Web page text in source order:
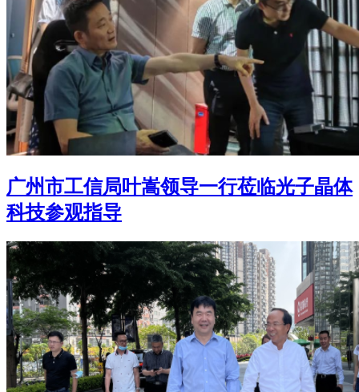
广州市工信局叶嵩领导一行莅临光子晶体
科技参观指导